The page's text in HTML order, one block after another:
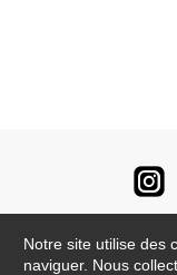
Notre site utilise des
naviguer. Nous